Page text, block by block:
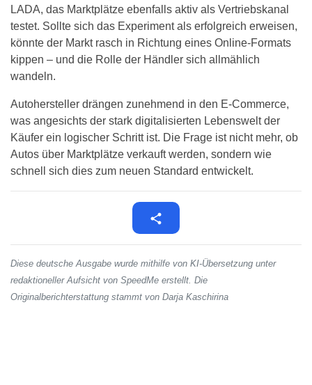
LADA, das Marktplätze ebenfalls aktiv als Vertriebskanal
testet. Sollte sich das Experiment als erfolgreich erweisen,
könnte der Markt rasch in Richtung eines Online-Formats
kippen – und die Rolle der Händler sich allmählich
wandeln.
Autohersteller drängen zunehmend in den E-Commerce,
was angesichts der stark digitalisierten Lebenswelt der
Käufer ein logischer Schritt ist. Die Frage ist nicht mehr, ob
Autos über Marktplätze verkauft werden, sondern wie
schnell sich dies zum neuen Standard entwickelt.
Diese deutsche Ausgabe wurde mithilfe von KI-Übersetzung unter
redaktioneller Aufsicht von SpeedMe erstellt. Die
Originalberichterstattung stammt von Darja Kaschirina